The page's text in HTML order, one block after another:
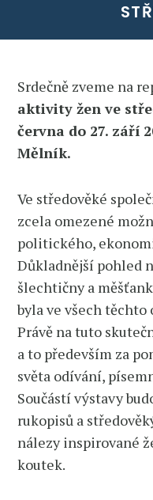
Srdečně zveme na
aktivity žen ve
června do 27. září
Mělník.
Ve středověké
zcela omezené
politického,
Důkladnější pohled
šlechtičny a
byla ve všech těchto
Právě na tuto
a to především za
světa odívání,
Součástí výstavy
rukopisů a
nálezy inspirované
koutek.